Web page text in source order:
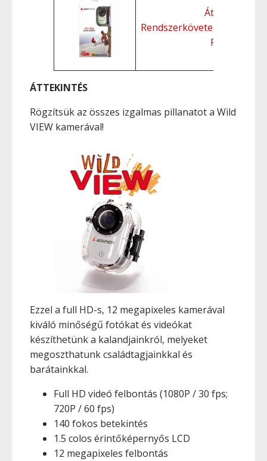
Áttekintés
Rendszerkövetelmények
Funkciók
ÁTTEKINTÉS
Rögzítsük az összes izgalmas pillanatot a Wild
VIEW kamerával!
Ezzel a full HD-s, 12 megapixeles kamerával
kiváló minőségű fotókat és videókat
készíthetünk a kalandjainkról, melyeket
megoszthatunk családtagjainkkal és
barátainkkal.
Full HD videó felbontás (1080P / 30 fps;
720P / 60 fps)
140 fokos betekintés
1.5 colos érintőképernyős LCD
12 megapixeles felbontás